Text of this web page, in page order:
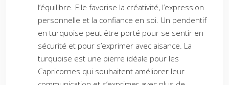
l’équilibre. Elle favorise la créativité, l’expression
personnelle et la confiance en soi. Un pendentif
en turquoise peut être porté pour se sentir en
sécurité et pour s’exprimer avec aisance. La
turquoise est une pierre idéale pour les
Capricornes qui souhaitent améliorer leur